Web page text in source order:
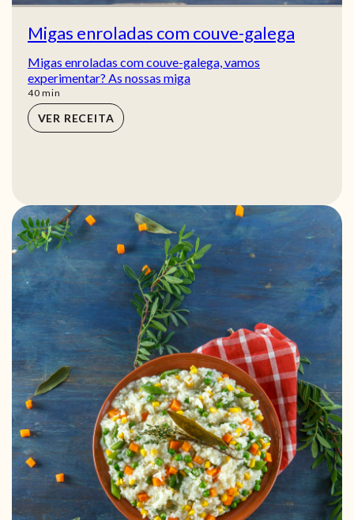
Migas enroladas com couve-galega
Migas enroladas com couve-galega, vamos
experimentar? As nossas miga
40min
min
VER RECEITA